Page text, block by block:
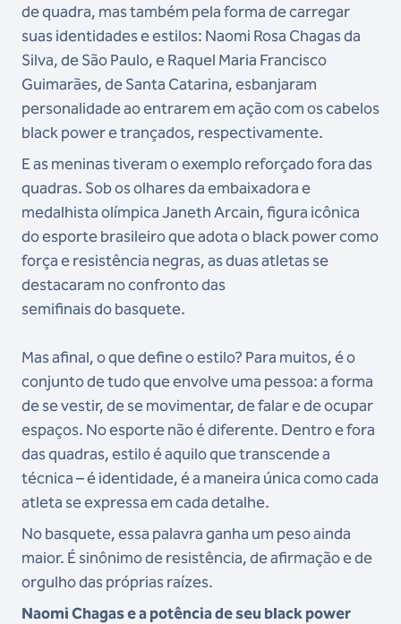
de quadra, mas também pela forma de carregar
suas identidades e estilos: Naomi Rosa Chagas da
Silva, de São Paulo, e Raquel Maria Francisco
Guimarães, de Santa Catarina, esbanjaram
personalidade ao entrarem em ação com os cabelos
black power e trançados, respectivamente.
E as meninas tiveram o exemplo reforçado fora das
quadras. Sob os olhares da embaixadora e
medalhista olímpica Janeth Arcain, figura icônica
do esporte brasileiro que adota o black power como
força e resistência negras, as duas atletas se
destacaram no confronto das
semifinais do basquete.
Mas afinal, o que define o estilo? Para muitos, é o
conjunto de tudo que envolve uma pessoa: a forma
de se vestir, de se movimentar, de falar e de ocupar
espaços. No esporte não é diferente. Dentro e fora
das quadras, estilo é aquilo que transcende a
técnica – é identidade, é a maneira única como cada
atleta se expressa em cada detalhe.
No basquete, essa palavra ganha um peso ainda
maior. É sinônimo de resistência, de afirmação e de
orgulho das próprias raízes.
Naomi Chagas e a potência de seu black power